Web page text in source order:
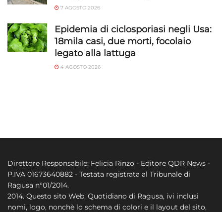
7 AGOSTO 2026
Epidemia di ciclosporiasi negli Usa:
18mila casi, due morti, focolaio
legato alla lattuga
4 AGOSTO 2026
Direttore Responsabile: Felicia Rinzo - Editore QDR News -
P.IVA 01673640882 - Testata registrata al Tribunale di
Ragusa n°01/2014.
2014. Questo sito Web, Quotidiano di Ragusa, ivi inclusi
nomi, logo, nonchè lo schema di colori e il layout del sito,